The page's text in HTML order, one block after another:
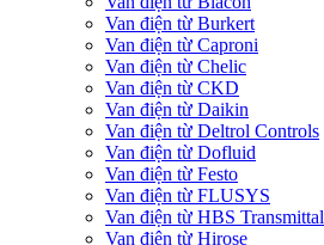
Van điện từ Burkert
Van điện từ Caproni
Van điện từ Chelic
Van điện từ CKD
Van điện từ Daikin
Van điện từ Deltrol Controls
Van điện từ Dofluid
Van điện từ Festo
Van điện từ FLUSYS
Van điện từ HBS Transmittal
Van điện từ Hirose